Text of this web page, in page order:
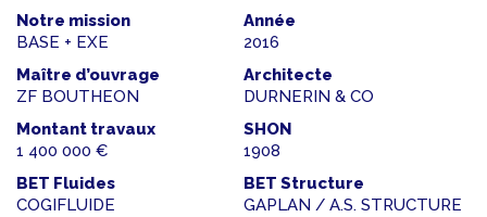
Notre mission
BASE + EXE
Année
2016
Maître d’ouvrage
ZF BOUTHEON
Architecte
DURNERIN & CO
Montant travaux
1 400 000 €
SHON
1908
BET Fluides
COGIFLUIDE
BET Structure
GAPLAN / A.S. STRUCTURE